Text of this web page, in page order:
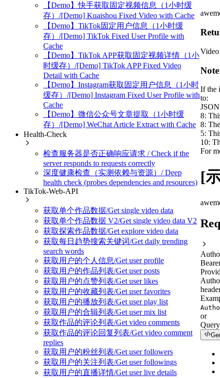
【Demo】快手获取固定视频信息（1小时缓
存）/[Demo] Kuaishou Fixed Video with Cache
【Demo】TikTok固定用户信息（1小时缓
存）/[Demo] TikTok Fixed User Profile with
Cache
【Demo】TikTok APP获取固定视频详情（1小
时缓存）/[Demo] TikTok APP Fixed Video
Detail with Cache
【Demo】Instagram获取固定用户信息（1小时
缓存）/[Demo] Instagram Fixed User Profile with
Cache
【Demo】微信公众号文章提取（1小时缓
存）/[Demo] WeChat Article Extract with Cache
Health-Check
检查服务器是否正确响应请求 / Check if the
server responds to requests correctly
深度健康检查（实测依赖与资源）/ Deep
health check (probes dependencies and resources)
TikTok-Web-API
获取单个作品数据/Get single video data
获取单个作品数据 V2/Get single video data V2
获取探索作品数据/Get explore video data
获取每日趋势搜索关键词/Get daily trending
search words
获取用户的个人信息/Get user profile
获取用户的作品列表/Get user posts
获取用户的点赞列表/Get user likes
获取用户的收藏列表/Get user favorites
获取用户的播放列表/Get user play list
获取用户的合辑列表/Get user mix list
获取作品的评论列表/Get video comments
获取作品的评论回复列表/Get video comment
replies
获取用户的粉丝列表/Get user followers
获取用户的关注列表/Get user followings
获取用户的直播详情/Get user live details
Video
If the
to:
8:
8:
5:
10:
For
[
or